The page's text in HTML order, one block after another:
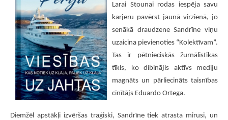
Larai Stounai rodas iespēja savu
karjeru pavērst jaunā virzienā, jo
senākā draudzene Sandrīne viņu
uzaicina pievienoties “Kolektīvam”.
Tas ir pētnieciskās žurnālistikas
tīkls, ko dibinājis aktīvs mediju
magnāts un pārliecināts taisnības
cīnītājs Eduardo Ortega.
Diemžēl apstākļi izvēršas traģiski, Sandrīne tiek atrasta mirusi, un